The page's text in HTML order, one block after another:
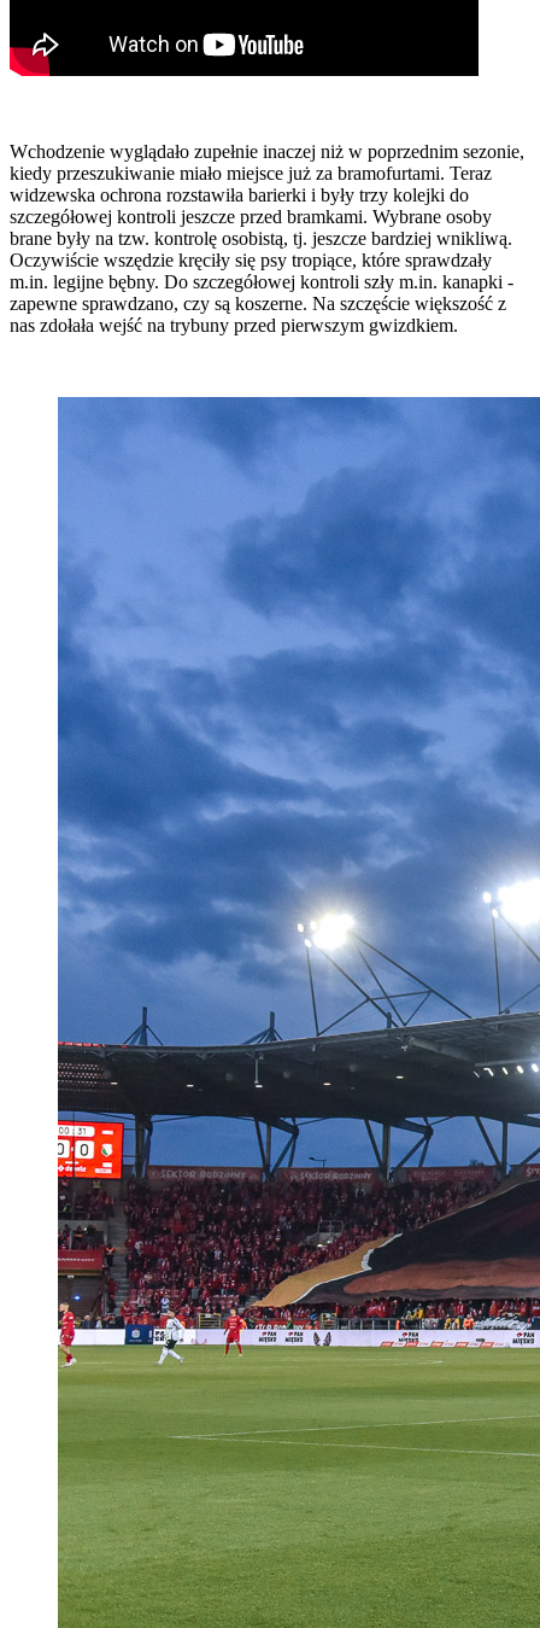
Wchodzenie wyglądało zupełnie inaczej niż w poprzednim sezonie,
kiedy przeszukiwanie miało miejsce już za bramofurtami. Teraz
widzewska ochrona rozstawiła barierki i były trzy kolejki do
szczegółowej kontroli jeszcze przed bramkami. Wybrane osoby
brane były na tzw. kontrolę osobistą, tj. jeszcze bardziej wnikliwą.
Oczywiście wszędzie kręciły się psy tropiące, które sprawdzały
m.in. legijne bębny. Do szczegółowej kontroli szły m.in. kanapki -
zapewne sprawdzano, czy są koszerne. Na szczęście większość z
nas zdołała wejść na trybuny przed pierwszym gwizdkiem.